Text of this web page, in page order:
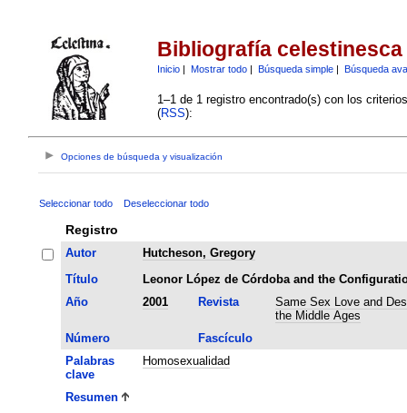
Bibliografía celestinesca
Inicio| Mostrar todo| Búsqueda simple| Búsqueda
1–1 de 1 registro encontrado(s) con los
(RSS):
Opciones de búsqueda y visualización
Seleccionar todo Deseleccionar todo
Registro
Autor
Hutcheson, Gregory
Título
Leonor López de Córdoba and the
Año
2001 Revista
Same Sex Love and
the Middle Ages
Número
Fascículo
Palabras
clave
Homosexualidad
Resumen